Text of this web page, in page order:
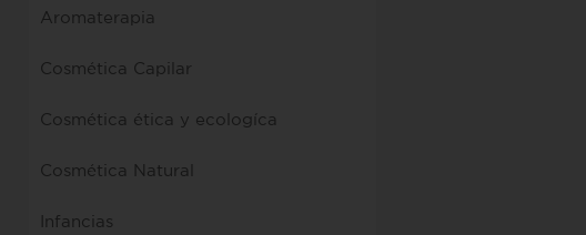
Aromaterapia
Cosmética Capilar
Cosmética ética y ecologíca
Cosmética Natural
Infancias